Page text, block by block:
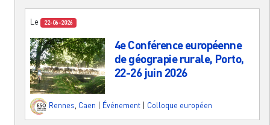
Le 22-06-2026
4e Conférence européenne
de géograpie rurale, Porto,
22-26 juin 2026
Rennes Caen Événement Colloque européen